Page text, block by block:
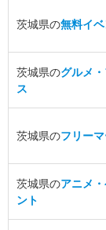
茨城県の無料イ
茨城県のグルメ
ス
茨城県のフリー
茨城県のアニメ
ント